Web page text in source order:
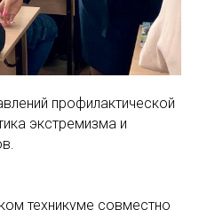
профилактической
экстремизма и
техникуме совместно